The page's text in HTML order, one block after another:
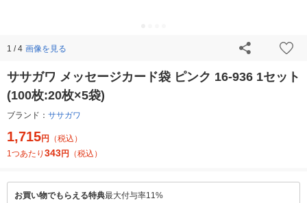
1 / 4 画像を見る
ササガワ メッセージカード袋 ピンク 16-936 1セット
(100枚:20枚×5袋)
ブランド： ササガワ
1,715円
（税込）
1つあたり 343円 （税込）
お買い物でもらえる特典最大付与率11%